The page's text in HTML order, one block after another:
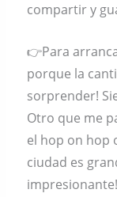
compartir y
👉Para
porque la
sorprender!
Otro que me
el hop on hop
ciudad es